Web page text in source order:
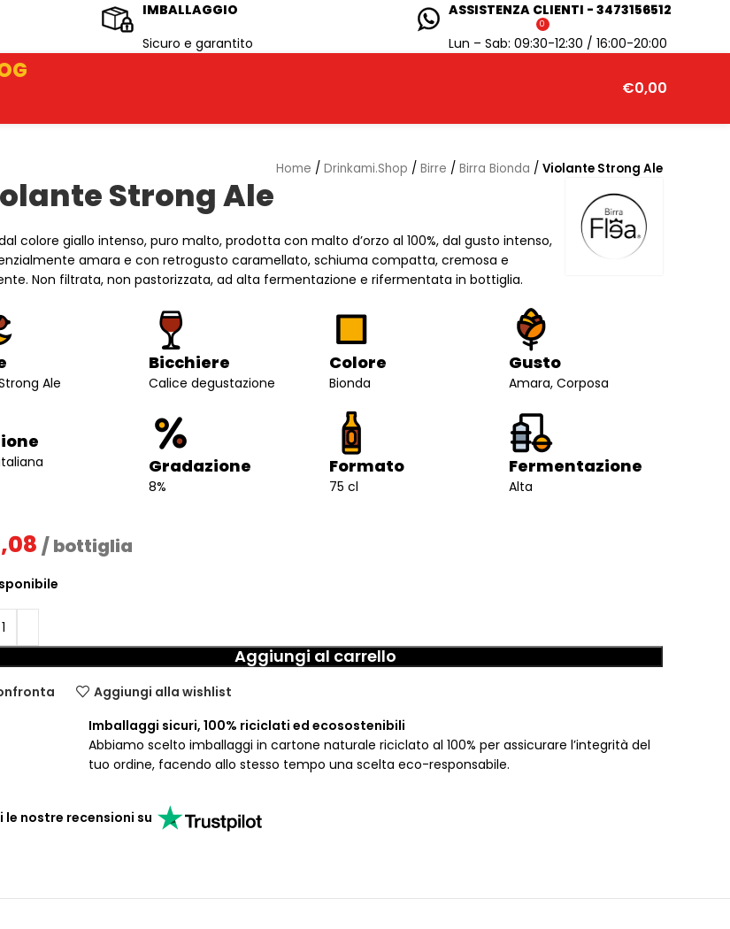
IMBALLAGGIO
Sicuro e garantito
ASSISTENZA CLIENTI - 3473156512
Lun – Sab: 09:30-12:30 / 16:00-20:00
0
€0,00
Home / Drinkami.Shop / Birre / Birra Bionda / Violante Strong Ale
Strong Ale
colore giallo intenso, puro malto, prodotta con malto d’orzo al 100%, dal gusto intenso,
amara e con retrogusto caramellato, schiuma compatta, cremosa e
Non filtrata, non pastorizzata, ad alta fermentazione e rifermentata in bottiglia.
Ale
Bicchiere
Calice degustazione
Colore
Bionda
Gusto
Amara, Corposa
Gradazione
8%
Formato
75 cl
Fermentazione
Alta
/ bottiglia
Aggiungi al carrello
Aggiungi alla wishlist
Imballaggi sicuri, 100% riciclati ed ecosostenibili
Abbiamo scelto imballaggi in cartone naturale riciclato al 100% per assicurare l’integrità del
tuo ordine, facendo allo stesso tempo una scelta eco-responsabile.
le nostre recensioni su